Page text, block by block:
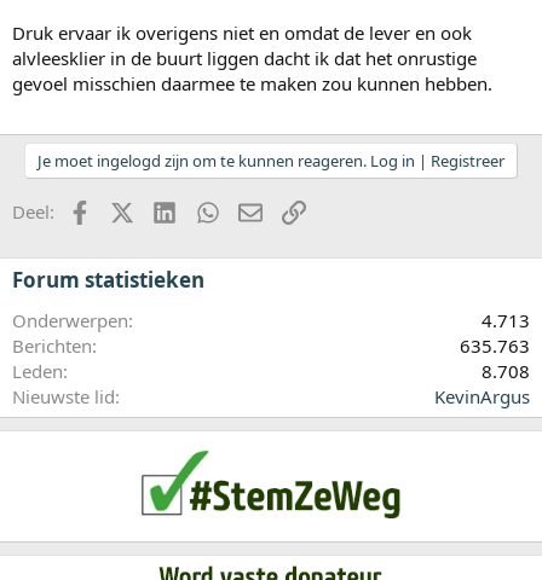
Druk ervaar ik overigens niet en omdat de lever en ook
alvleesklier in de buurt liggen dacht ik dat het onrustige
gevoel misschien daarmee te maken zou kunnen hebben.
Je moet ingelogd zijn om te kunnen reageren. Log in | Registreer
Deel: FacebookX (Twitter)LinkedInWhatsApp
E-mailkoppeling
Forum statistieken
Onderwerpen
4.713
Berichten
635.763
Leden
8.708
Nieuwste lid
KevinArgus